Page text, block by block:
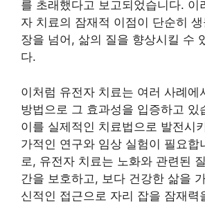
를 초래했다고 보고되었습니다. 이
자 치료의 잠재적 이점이 단순히
장을 넘어, 삶의 질을 향상시킬 수
다.
이처럼 유전자 치료는 여러 사례에
방법으로 그 효과성을 입증하고 있
이를 실제적인 치료법으로 발전시
가적인 연구와 임상 실험이 필요합
로, 유전자 치료는 노화와 관련된
간을 보호하고, 보다 건강한 삶을
신적인 접근으로 자리 잡을 잠재력